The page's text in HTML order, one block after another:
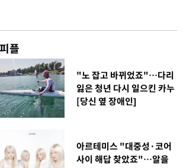
피플
"노 잡고 바뀌었죠"…다리
잃은 청년 다시 일으킨 카누
[당신 옆 장애인]
아르테미스 "대중성·코어
사이 해답 찾았죠"…알을